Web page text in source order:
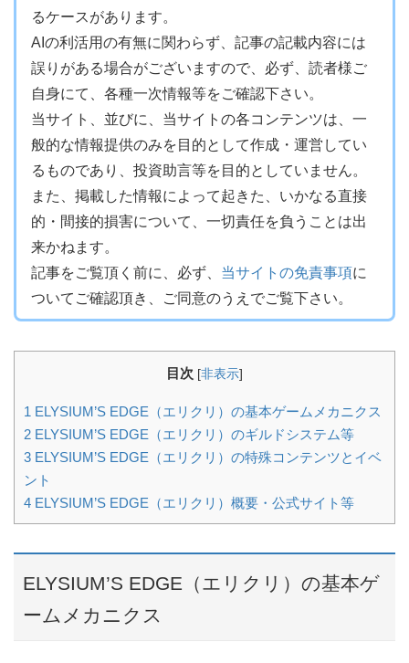
るケースがあります。
AIの利活用の有無に関わらず、記事の記載内容には
誤りがある場合がございますので、必ず、読者様ご
自身にて、各種一次情報等をご確認下さい。
当サイト、並びに、当サイトの各コンテンツは、一
般的な情報提供のみを目的として作成・運営してい
るものであり、投資助言等を目的としていません。
また、掲載した情報によって起きた、いかなる直接
的・間接的損害について、一切責任を負うことは出
来かねます。
記事をご覧頂く前に、必ず、 当サイトの免責事項に
ついてご確認頂き、ご同意のうえでご覧下さい。
目次 [非表示]
1 ELYSIUM’S EDGE（エリクリ）の基本ゲームメカニクス
2 ELYSIUM’S EDGE（エリクリ）のギルドシステム等
3 ELYSIUM’S EDGE（エリクリ）の特殊コンテンツとイベ
ント
4 ELYSIUM’S EDGE（エリクリ）概要・公式サイト等
ELYSIUM’S EDGE（エリクリ）の基本ゲ
ームメカニクス